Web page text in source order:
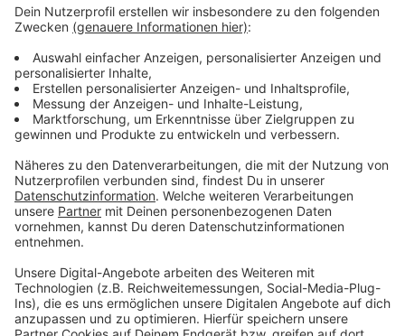
ANTENNE BAYERN Newsletter. Ob Nachrichten,
Lifestyle oder unsere neuesten Aktionen - wir
informieren dich.
Zum Newsletter anmelden
Du möchtest uns etwas sagen?
Studio Hotline
Kontaktformular